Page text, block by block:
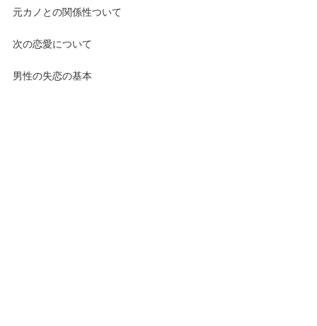
元カノとの関係性ついて
次の恋愛について
男性の失恋の基本